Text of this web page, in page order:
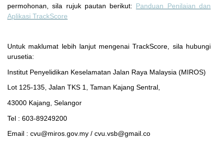
permohonan, sila rujuk pautan berikut: Panduan Penilaian dan
Aplikasi TrackScore
Untuk maklumat lebih lanjut mengenai TrackScore, sila hubungi
urusetia:
Institut Penyelidikan Keselamatan Jalan Raya Malaysia (MIROS)
Lot 125-135, Jalan TKS 1, Taman Kajang Sentral,
43000 Kajang, Selangor
Tel : 603-89249200
Email : cvu@miros.gov.my / cvu.vsb@gmail.co